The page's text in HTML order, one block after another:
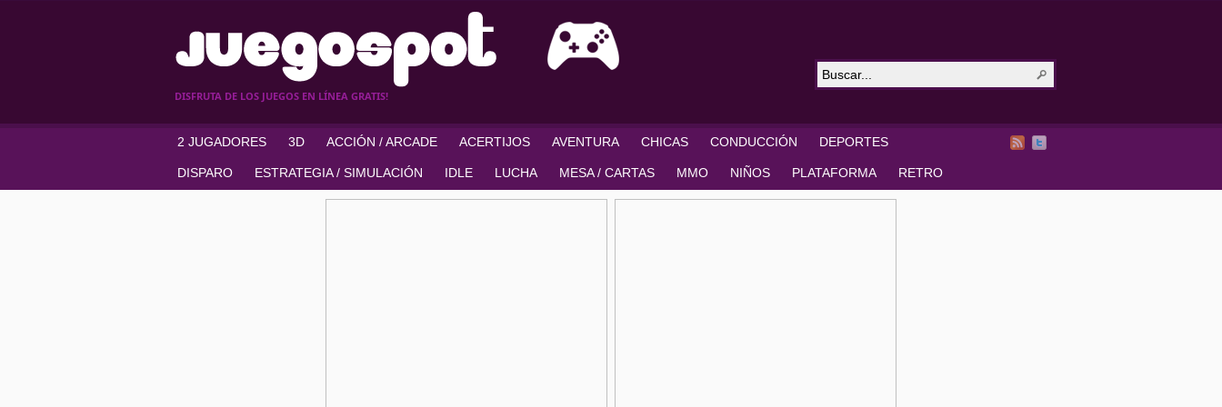
DISFRUTA DE LOS JUEGOS EN LÍNEA GRATIS!
2 JUGADORES 3D ACCIÓN / ARCADE ACERTIJOS AVENTURA CHICAS CONDUCCIÓN DEPORTES
DISPARO ESTRATEGIA / SIMULACIÓN IDLE LUCHA MESA / CARTAS MMO NIÑOS PLATAFORMA RETRO